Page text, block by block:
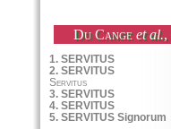
Du Cange et al.,